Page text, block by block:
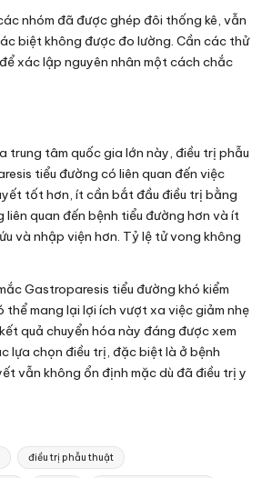
nhóm đã được ghép đôi thống kê, vẫn
biệt không được đo lường. Cần các thử
xác lập nguyên nhân một cách chắc
trung tâm quốc gia lớn này, điều trị phẫu
tiểu đường có liên quan đến việc
tốt hơn, ít cần bắt đầu điều trị bằng
liên quan đến bệnh tiểu đường hơn và ít
và nhập viện hơn. Tỷ lệ tử vong không
Gastroparesis tiểu đường khó kiểm
mang lại lợi ích vượt xa việc giảm nhẹ
quả chuyển hóa này đáng được xem
lựa chọn điều trị, đặc biệt là ở bệnh
vẫn không ổn định mặc dù đã điều trị y
điều trị phẫu thuật